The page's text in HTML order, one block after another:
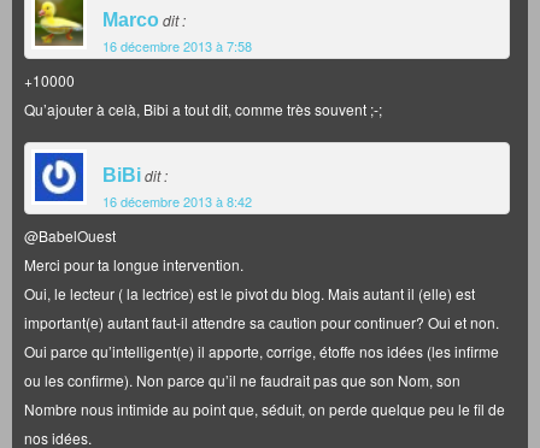
Marcodit :
16 décembre 2013 à 7:58
+10000
Qu’ajouter à celà, Bibi a tout dit, comme très souvent ;-;
BiBidit :
16 décembre 2013 à 8:42
@BabelOuest
Merci pour ta longue intervention.
Oui, le lecteur ( la lectrice) est le pivot du blog. Mais autant il (elle) est
important(e) autant faut-il attendre sa caution pour continuer? Oui et non.
Oui parce qu’intelligent(e) il apporte, corrige, étoffe nos idées (les infirme
ou les confirme). Non parce qu’il ne faudrait pas que son Nom, son
Nombre nous intimide au point que, séduit, on perde quelque peu le fil de
nos idées.